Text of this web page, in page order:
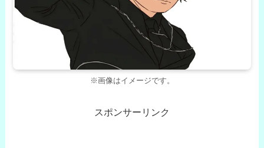
※画像はイメージです。
スポンサーリンク